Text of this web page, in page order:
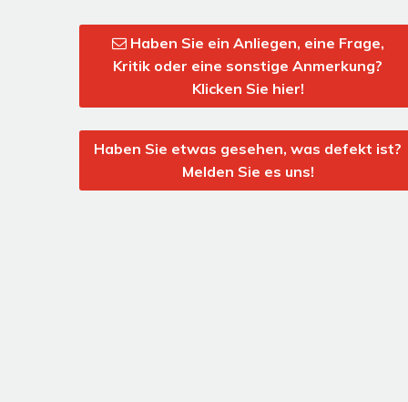
Haben Sie ein Anliegen, eine Frage,
Kritik oder eine sonstige Anmerkung?
Klicken Sie hier!
Haben Sie etwas gesehen, was defekt ist?
Melden Sie es uns!